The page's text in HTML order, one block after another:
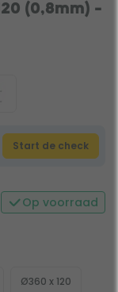
(0,8mm) -
Start de check
Op voorraad
Ø360 x 120